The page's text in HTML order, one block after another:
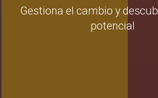
Gestiona el cambio y
potencial